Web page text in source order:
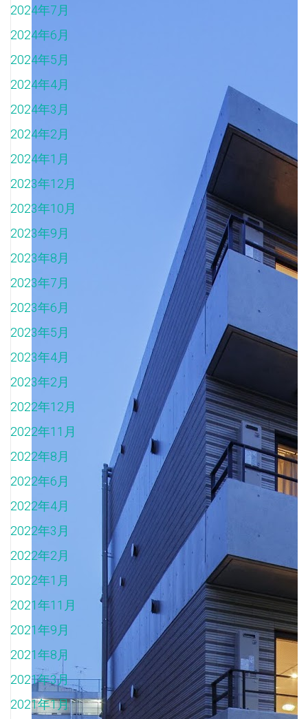
2024年7月
2024年6月
2024年5月
2024年4月
2024年3月
2024年2月
2024年1月
2023年12月
2023年10月
2023年9月
2023年8月
2023年7月
2023年6月
2023年5月
2023年4月
2023年2月
2022年12月
2022年11月
2022年8月
2022年6月
2022年4月
2022年3月
2022年2月
2022年1月
2021年11月
2021年9月
2021年8月
2021年3月
2021年1月